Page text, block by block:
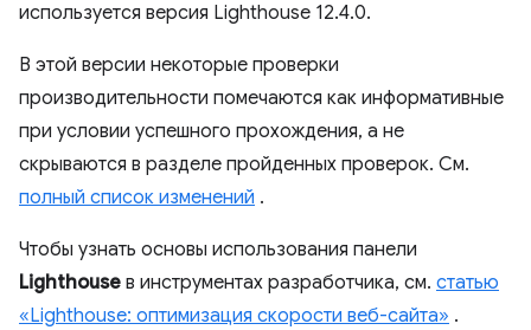
используется версия Lighthouse 12.4.0.
В этой версии некоторые проверки
производительности помечаются как информативные
при условии успешного прохождения, а не
скрываются в разделе пройденных проверок. См.
полный список изменений .
Чтобы узнать основы использования панели
Lighthouse в инструментах разработчика, см. статью
«Lighthouse: оптимизация скорости веб-сайта» .